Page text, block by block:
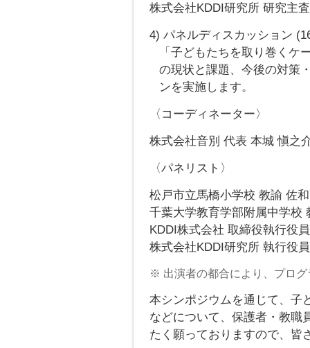
株式会社KDDI研究所 研究主
4) パネルディスカッション
「子どもたちを取り巻く
の現状と課題、今後の対策
ンを実施します。
〈コーディネーター〉
株式会社音別 代表 本城 愼之
〈パネリスト〉
松戸市立馬橋小学校 教諭 佐
千葉大学教育学部附属中学校
KDDI株式会社 取締役執行役
株式会社KDDI研究所 執行役
※ 出演者の都合により、プロ
本シンポジウムを通じて、子
などについて、保護者・教職
たく願っておりますので、皆